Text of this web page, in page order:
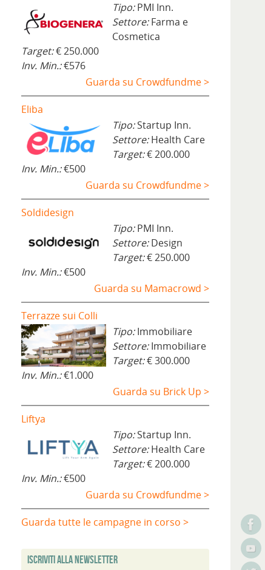
Tipo:PMI Inn.
Settore:Farma e
Cosmetica
Target:€ 250.000
Inv. Min.:€576
Guarda su Crowdfundme >
Eliba
Tipo:Startup Inn.
Settore:Health Care
Target:€ 200.000
Inv. Min.:€500
Guarda su Crowdfundme >
Soldidesign
Tipo:PMI Inn.
Settore:Design
Target:€ 250.000
Inv. Min.:€500
Guarda su Mamacrowd >
Terrazze sui Colli
Tipo:Immobiliare
Settore:Immobiliare
Target:€ 300.000
Inv. Min.:€1.000
Guarda su Brick Up >
Liftya
Tipo:Startup Inn.
Settore:Health Care
Target:€ 200.000
Inv. Min.:€500
Guarda su Crowdfundme >
Guarda tutte le campagne in corso >
Iscriviti alla Newsletter